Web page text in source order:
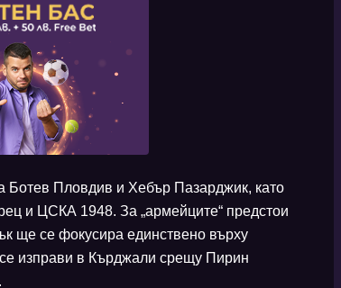
Пловдив и Хебър Пазарджик, като
и ЦСКА 1948. За „армейците“ предстои
ще се фокусира единствено върху
изправи в Кърджали срещу Пирин